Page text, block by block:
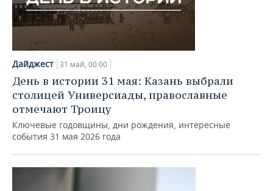
Дайджест 31 май, 00:00
День в истории 31 мая: Казань выбрали
столицей Универсиады, православные
отмечают Троицу
Ключевые годовщины, дни рождения, интересные
события 31 мая 2026 года